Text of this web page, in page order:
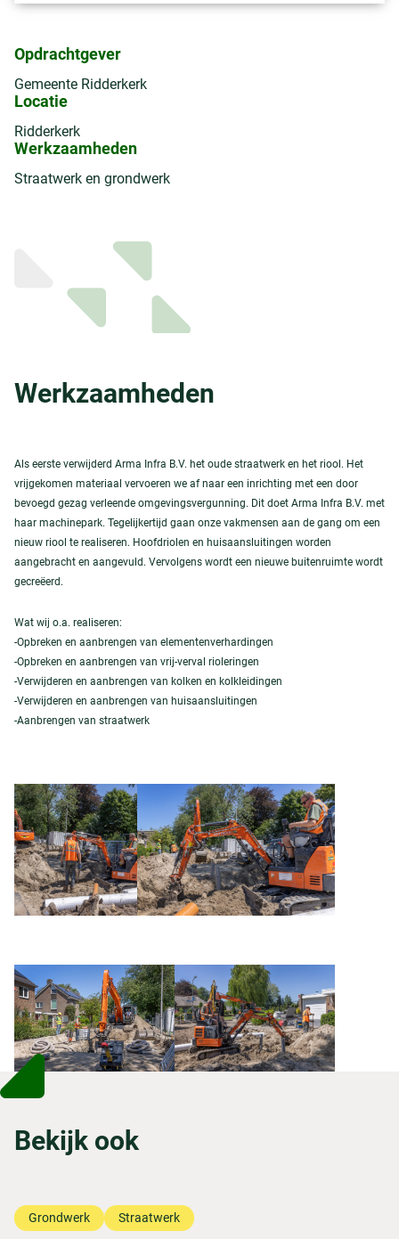
Opdrachtgever
Gemeente Ridderkerk
Locatie
Ridderkerk
Werkzaamheden
Straatwerk en grondwerk
Werkzaamheden
Als eerste verwijderd Arma Infra B.V. het oude straatwerk en het riool. Het
vrijgekomen materiaal vervoeren we af naar een inrichting met een door
bevoegd gezag verleende omgevingsvergunning. Dit doet Arma Infra B.V. met
haar machinepark. Tegelijkertijd gaan onze vakmensen aan de gang om een
nieuw riool te realiseren. Hoofdriolen en huisaansluitingen worden
aangebracht en aangevuld. Vervolgens wordt een nieuwe buitenruimte wordt
gecreëerd.
Wat wij o.a. realiseren:
-Opbreken en aanbrengen van elementenverhardingen
-Opbreken en aanbrengen van vrij-verval rioleringen
-Verwijderen en aanbrengen van kolken en kolkleidingen
-Verwijderen en aanbrengen van huisaansluitingen
-Aanbrengen van straatwerk
Bekijk ook
Grondwerk Straatwerk